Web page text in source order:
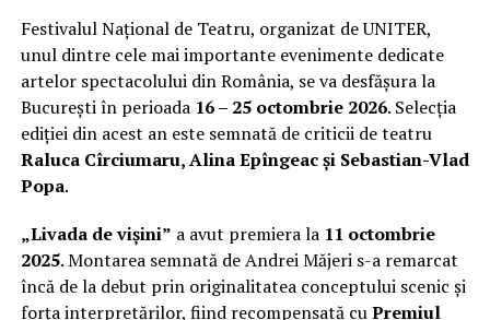
Festivalul Național de Teatru, organizat de UNITER,
unul dintre cele mai importante evenimente dedicate
artelor spectacolului din România, se va desfășura la
București în perioada 16 – 25 octombrie 2026. Selecția
ediției din acest an este semnată de criticii de teatru
Raluca Cîrciumaru, Alina Epîngeac și Sebastian-Vlad
Popa.
„Livada de vișini” a avut premiera la 11 octombrie
2025. Montarea semnată de Andrei Măjeri s-a remarcat
încă de la debut prin originalitatea conceptului scenic și
forța interpretărilor, fiind recompensată cuPremiul